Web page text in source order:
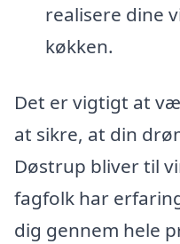
realisere dine
køkken.
Det er vigtigt at
at sikre, at din
Døstrup bliver til
fagfolk har
dig gennem hele